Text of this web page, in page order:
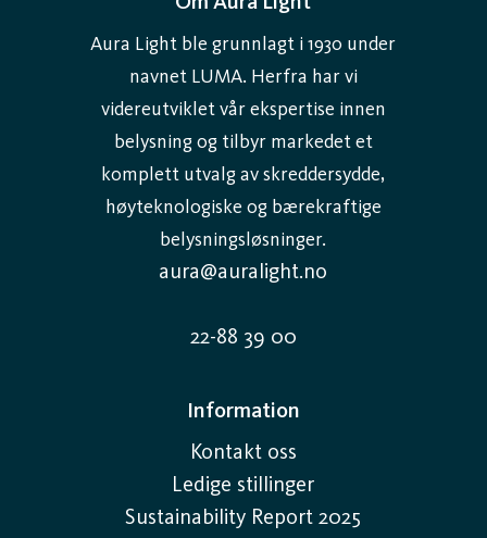
Aura Light ble grunnlagt i 1930 under
navnet LUMA. Herfra har vi
videreutviklet vår ekspertise innen
belysning og tilbyr markedet et
komplett utvalg av skreddersydde,
høyteknologiske og bærekraftige
belysningsløsninger.
aura@auralight.no
22-88 39 00
Information
Kontakt oss
Ledige stillinger
Sustainability Report 2025